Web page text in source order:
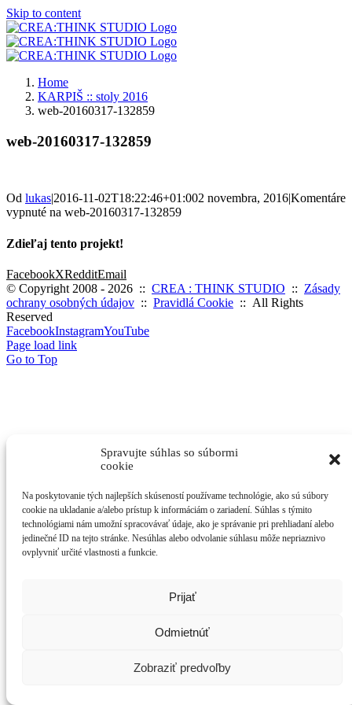
Spravujte súhlas so súbormi
cookie
Na poskytovanie tých najlepších skúseností používame technológie, ako sú súbory
cookie na ukladanie a/alebo prístup k informáciám o zariadení. Súhlas s týmito
technológiami nám umožní spracovávať údaje, ako je správanie pri prehliadaní alebo
jedinečné ID na tejto stránke. Nesúhlas alebo odvolanie súhlasu môže nepriaznivo
ovplyvniť určité vlastnosti a funkcie.
Prijať
Odmietnúť
Zobraziť predvoľby
Skip to content
Home
KARPIŠ :: stoly 2016
web-20160317-132859
web-20160317-132859
Od lukas|2016-11-02T18:22:46+01:002 novembra, 2016|Komentáre
vypnuté na web-20160317-132859
Zdieľaj tento projekt!
FacebookXRedditEmail
© Copyright 2008 - 2026 :: CREA : THINK STUDIO :: Zásady
ochrany osobných údajov :: Pravidlá Cookie :: All Rights
Reserved
FacebookInstagramYouTube
Page load link
Go to Top